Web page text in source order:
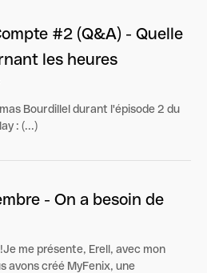
#2 (Q&A) - Quelle
les heures
Bourdillel durant l'épisode 2 du
: (...)
- On a besoin de
me présente, Erell, avec mon
avons créé MyFenix, une